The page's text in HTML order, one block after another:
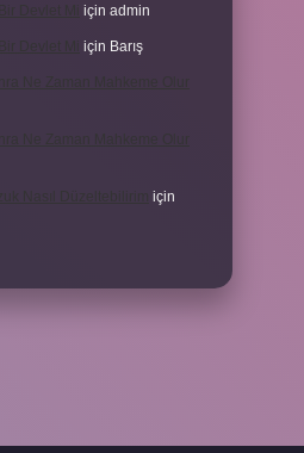
için admin
için Barış
için